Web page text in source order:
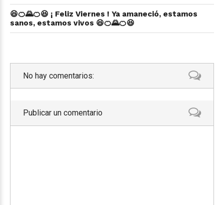
😆🍊🌄🍊😆 ¡ Feliz Viernes ! Ya amaneció, estamos
sanos, estamos vivos 😆🍊🌄🍊😆
No hay comentarios:
Publicar un comentario